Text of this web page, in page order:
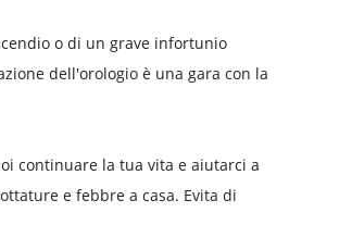
o di un grave infortunio
dell'orologio è una gara con la
continuare la tua vita e aiutarci a
e febbre a casa. Evita di